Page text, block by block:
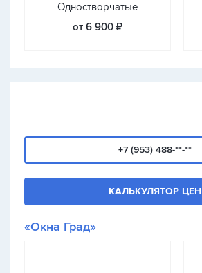
Одностворчатые
от 6 900 ₽
+7 (953) 488-**-**
КАЛЬКУЛЯТОР ЦЕН
«Окна Град»